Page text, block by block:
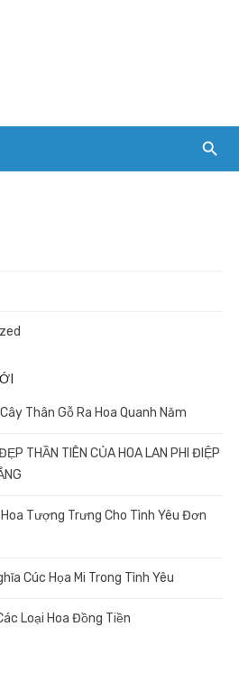
Thân Gỗ Ra Hoa Quanh Năm
THẦN TIÊN CỦA HOA LAN PHI ĐIỆP
Tượng Trưng Cho Tình Yêu Đơn
Cúc Họa Mi Trong Tình Yêu
Loại Hoa Đồng Tiền